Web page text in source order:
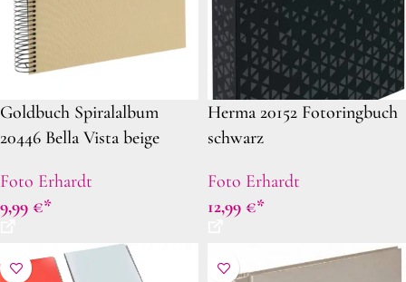
Goldbuch Spiralalbum
20446 Bella Vista beige
Foto Erhardt
9,99 €
Herma 20152 Fotoringbuch
schwarz
Foto Erhardt
12,99 €